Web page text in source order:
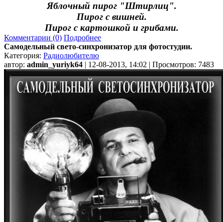
Яблочный пирог "Штирлиц".
Пирог с вишней.
Пирог с картошкой и грибами.
Комментарии (0) Подробнее
Самодельный свето-синхронизатор для фотостудии.
Категория: Радиолюбителю
автор: admin_yuriyk64 | 12-08-2013, 14:02 | Просмотров: 7483